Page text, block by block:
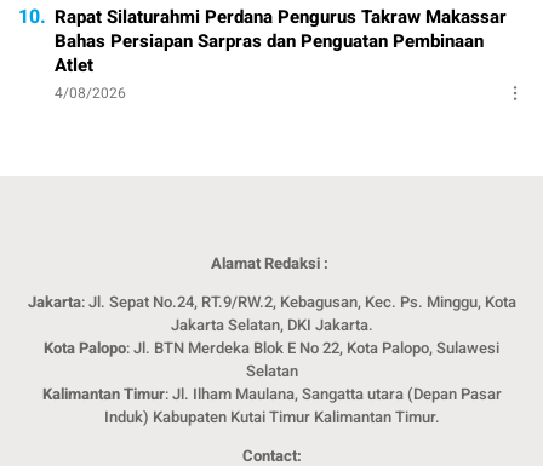
10. Rapat Silaturahmi Perdana Pengurus Takraw Makassar
Bahas Persiapan Sarpras dan Penguatan Pembinaan
Atlet
4/08/2026
Alamat Redaksi :
Jakarta: Jl. Sepat No.24, RT.9/RW.2, Kebagusan, Kec. Ps. Minggu, Kota
Jakarta Selatan, DKI Jakarta.
Kota Palopo: Jl. BTN Merdeka Blok E No 22, Kota Palopo, Sulawesi
Selatan
Kalimantan Timur: Jl. Ilham Maulana, Sangatta utara (Depan Pasar
Induk) Kabupaten Kutai Timur Kalimantan Timur.
Contact: